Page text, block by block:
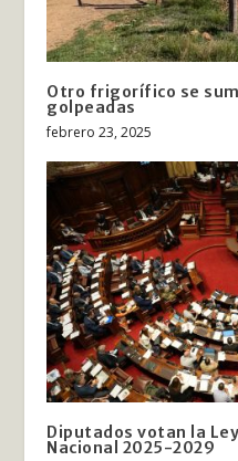
Otro frigorífico se
golpeadas
febrero 23, 2025
Diputados votan la
Nacional 2025-2029